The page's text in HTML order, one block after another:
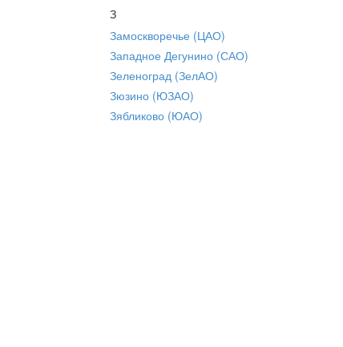
З
Замоскворечье (ЦАО)
Западное Дегунино (САО)
Зеленоград (ЗелАО)
Зюзино (ЮЗАО)
Зябликово (ЮАО)